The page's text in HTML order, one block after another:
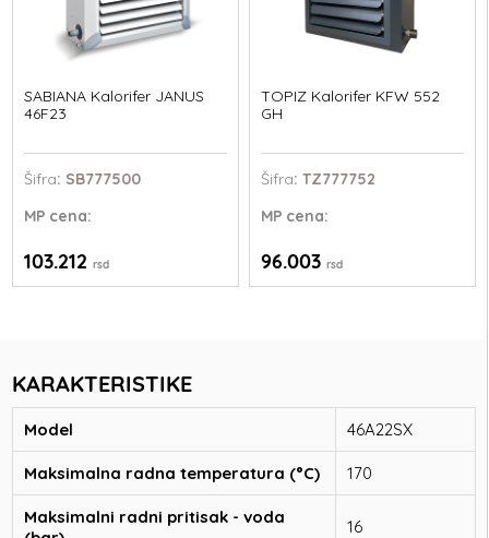
SABIANA Kalorifer JANUS
46F23
Šifra: SB777500
MP cena:
103.212rsd
TOPIZ Kalorifer KFW 552
GH
Šifra: TZ777752
MPcena:
96.003 rsd
KARAKTERISTIKE
Model 46A22SX
Maksimalna radna temperatura (°C) 170
Maksimalni radni pritisak - voda
16